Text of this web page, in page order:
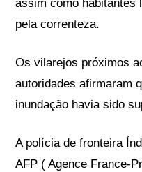
assim como habitantes
pela correnteza.
Os vilarejos próximos
autoridades afirmaram
inundação havia sido
A polícia de fronteira
AFP ( Agence France-